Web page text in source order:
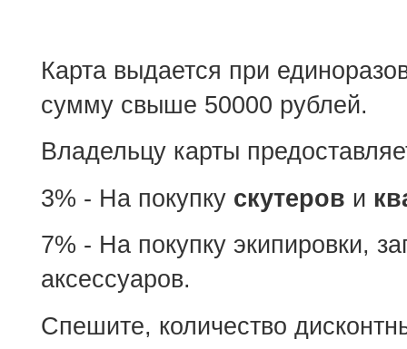
Карта выдается при
сумму свыше 50000 рублей.
Владельцу карты
3% - На покупку скутеров и
7% - На покупку экипировки,
аксессуаров.
Спешите, количество